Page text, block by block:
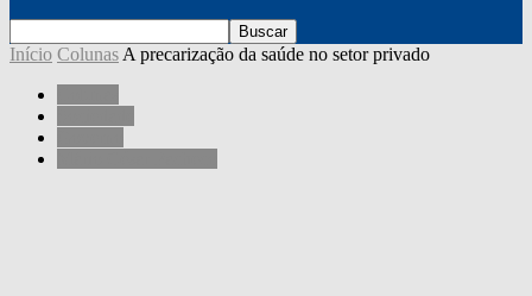
Início Colunas A precarização da saúde no setor privado